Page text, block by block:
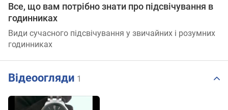
Все, що вам потрібно знати про підсвічування в
годинниках
Види сучасного підсвічування у звичайних і розумних
годинниках
Відеоогляди 1